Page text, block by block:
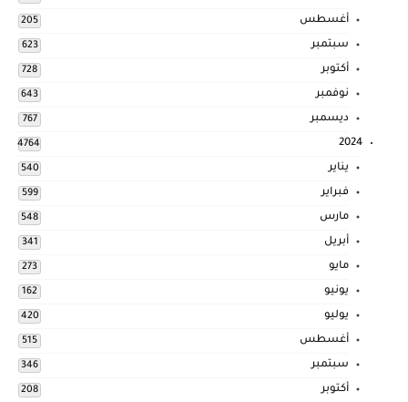
أغسطس 205
سبتمبر 623
أكتوبر 728
نوفمبر 643
ديسمبر 767
2024
4764
يناير 540
فبراير 599
مارس 548
أبريل 341
مايو 273
يونيو 162
يوليو 420
أغسطس 515
سبتمبر 346
أكتوبر 208